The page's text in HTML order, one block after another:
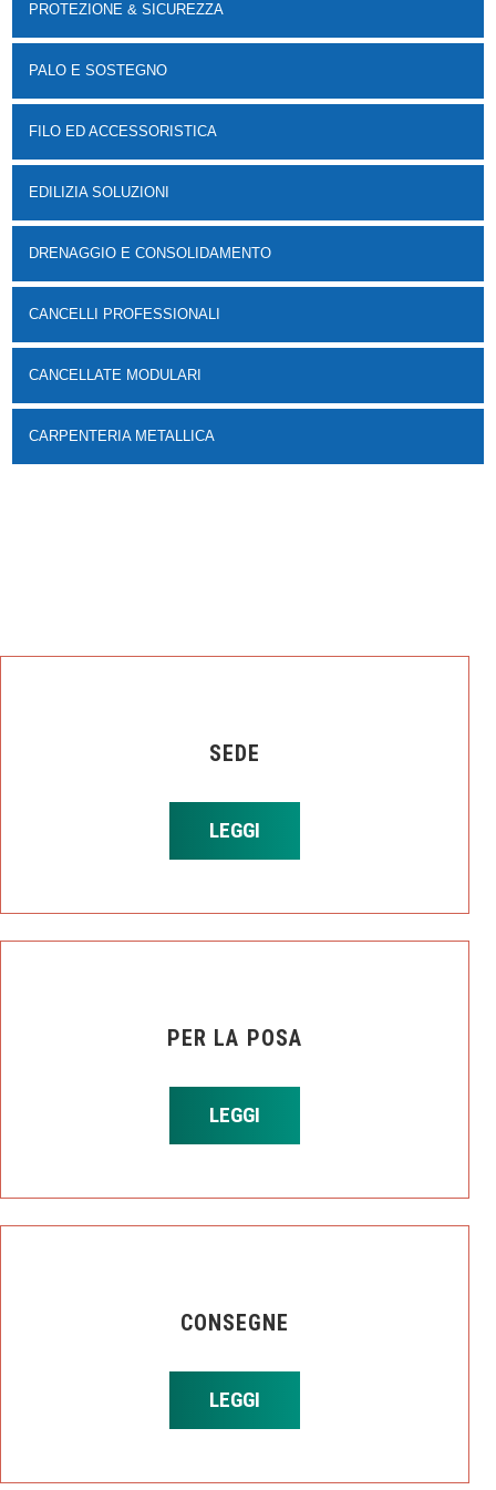
PROTEZIONE & SICUREZZA
PALO E SOSTEGNO
FILO ED ACCESSORISTICA
EDILIZIA SOLUZIONI
DRENAGGIO E CONSOLIDAMENTO
CANCELLI PROFESSIONALI
CANCELLATE MODULARI
CARPENTERIA METALLICA
SEDE
LEGGI
PER LA POSA
LEGGI
CONSEGNE
LEGGI